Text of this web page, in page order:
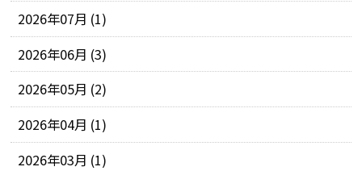
2026年07月 (1)
2026年06月 (3)
2026年05月 (2)
2026年04月 (1)
2026年03月 (1)